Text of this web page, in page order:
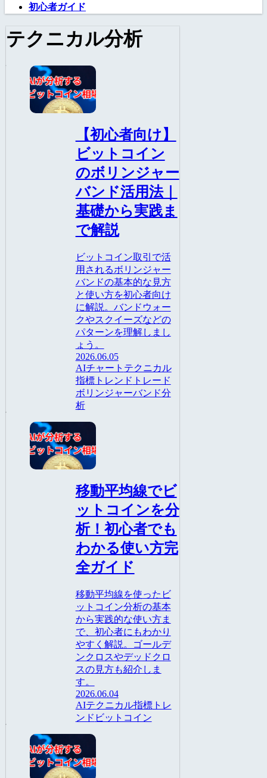
初心者ガイド
テクニカル分析
【初心者向け】
ビットコイン
のボリンジャー
バンド活用法｜
基礎から実践ま
で解説
ビットコイン取引で活
用されるボリンジャー
バンドの基本的な見方
と使い方を初心者向け
に解説。バンドウォー
クやスクイーズなどの
パターンを理解しまし
ょう。
2026.06.05
AIチャート テクニカル
指標トレンド トレード
ボリンジャーバンド分
析
移動平均線でビ
ットコインを分
析！初心者でも
わかる使い方完
全ガイド
移動平均線を使ったビ
ットコイン分析の基本
から実践的な使い方ま
で、初心者にもわかり
やすく解説。ゴールデ
ンクロスやデッドクロ
スの見方も紹介しま
す。
2026.06.04
AIテクニカル指標トレ
ンド ビットコイン